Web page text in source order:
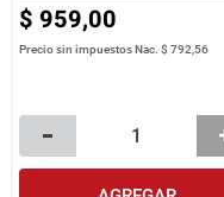
$ 959,00
Precio sin impuestos Nac.$ 792,56